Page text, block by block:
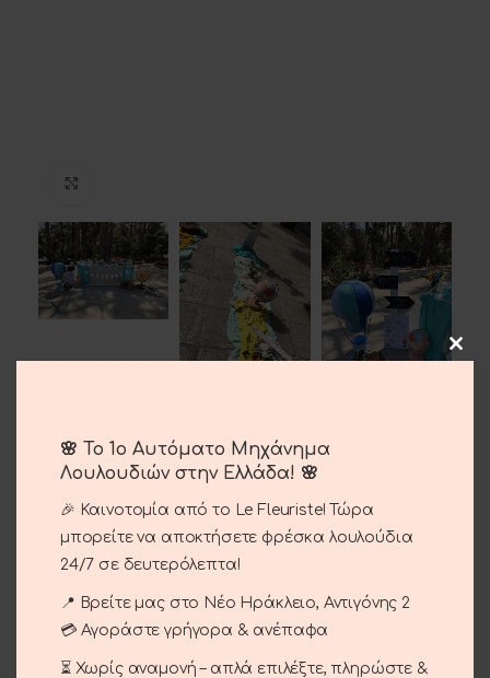
Στολισμού βάπτιση
450.00€
ΠΡΟΣΘΉΚΗ ΣΤΟ ΚΑΛΆΘΙ
Σύγκριση Αγαπημένο
🌸 Το 1ο Αυτόματο Μηχάνημα
Λουλουδιών στην Ελλάδα! 🌸
🎉 Καινοτομία από το Le Fleuriste! Τώρα
μπορείτε να αποκτήσετε φρέσκα λουλούδια
24/7 σε δευτερόλεπτα!
📍 Βρείτε μας στο Νέο Ηράκλειο, Αντιγόνης 2
💳 Αγοράστε γρήγορα & ανέπαφα
⏳ Χωρίς αναμονή – απλά επιλέξτε, πληρώστε &